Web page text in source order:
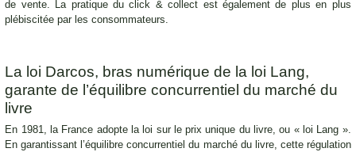
de vente. La pratique du click & collect est également de plus en plus
plébiscitée par les consommateurs.
La loi Darcos, bras numérique de la loi Lang,
garante de l’équilibre concurrentiel du marché du
livre
En 1981, la France adopte la loi sur le prix unique du livre, ou « loi Lang ».
En garantissant l’équilibre concurrentiel du marché du livre, cette régulation